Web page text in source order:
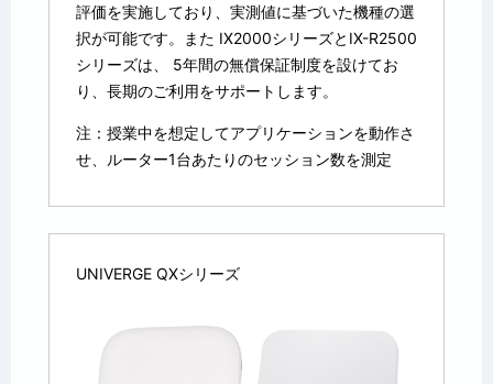
評価を実施しており、実測値に基づいた機種の選
択が可能です。また IX2000シリーズとIX-R2500
シリーズは、 5年間の無償保証制度を設けてお
り、長期のご利用をサポートします。
注：授業中を想定してアプリケーションを動作さ
せ、ルーター1台あたりのセッション数を測定
UNIVERGE QXシリーズ